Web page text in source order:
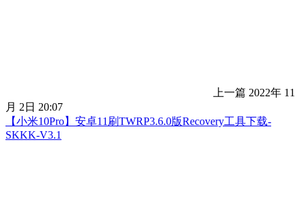
上一篇 2022年 11
月 2日 20:07
【小米10Pro】安卓11刷TWRP3.6.0版Recovery工具下载-
SKKK-V3.1